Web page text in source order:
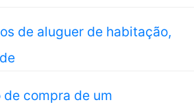
de aluguer de habitação,
de compra de um